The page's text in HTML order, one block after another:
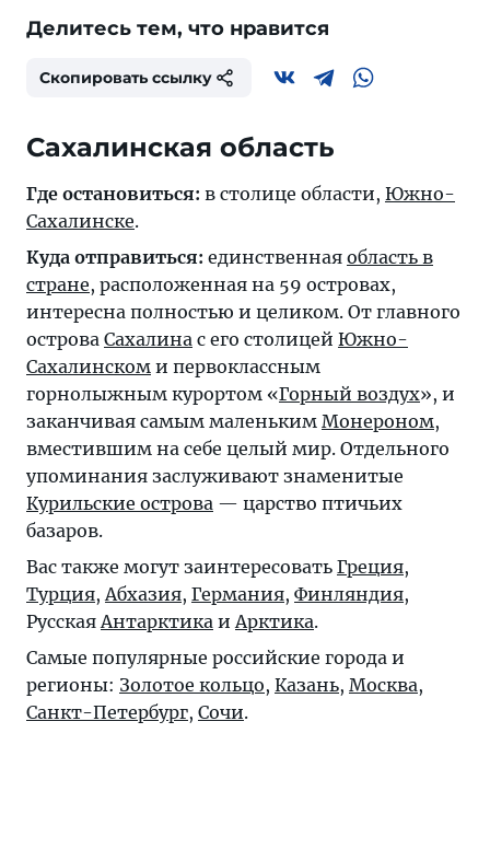
Делитесь тем, что нравится
Скопировать ссылку
Сахалинская область
Где остановиться: в столице области, Южно-
Сахалинске.
Куда отправиться: единственная область в
стране, расположенная на 59 островах,
интересна полностью и целиком. От главного
острова Сахалина с его столицей Южно-
Сахалинском и первоклассным
горнолыжным курортом «Горный воздух», и
заканчивая самым маленьким Монероном,
вместившим на себе целый мир. Отдельного
упоминания заслуживают знаменитые
Курильские острова — царство птичьих
базаров.
Вас также могут заинтересовать Греция,
Турция,Абхазия, Германия, Финляндия,
РусскаяАнтарктика иАрктика.
Самые популярные российские города и
регионы: Золотое кольцо, Казань, Москва,
Санкт-Петербург, Сочи.